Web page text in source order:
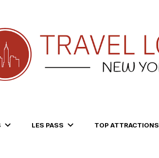
LES PASS TOP ATTRACTIONS